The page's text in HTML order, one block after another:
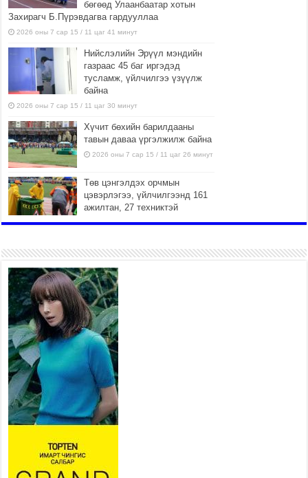
бөгөөд Улаанбаатар хотын
Захирагч Б.Пүрэвдагва гардууллаа
2026 оны 7 сар 15 / 11 цаг 41 минут
Нийслэлийн Эрүүл мэндийн
газраас 45 баг иргэдэд
тусламж, үйлчилгээ үзүүлж
байна
2026 оны 7 сар 15 / 11 цаг 30 минут
Хүчит бөхийн барилдааны
тавын даваа үргэлжилж байна
2026 оны 7 сар 15 / 11 цаг 26 минут
Төв цэнгэлдэх орчмын
цэвэрлэгээ, үйлчилгээнд 161
ажилтан, 27 техниктэй
ажиллаж байна
Наадмын амралтын өдрүүдэд
нийслэлийн эрүүл мэндийн
байгууллагууд дараах
хуваарийн дагуу ажиллана
2026 оны 7 сар 15 / 11 цаг 18 минут
Үндэсний их баяр наадам эхэллээ
2026 оны 7 сар 15 / 11 цаг 14 минут
Үер усны аюулаас сэргийлж, нийслэлийн Онцгой
байдлын газрын 162 алба хаагч үүрэг гүйцэтгэж
байна
2026 оны 7 сар 15 / 11 цаг 07 минут
Үндэсний их сурын харваанд 850 харваач цэц
мэргэнээ сорьж байна
2026 оны 7 сар 15 / 11 цаг 03 минут